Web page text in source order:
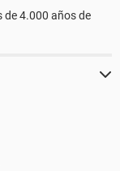
de 4.000 años de